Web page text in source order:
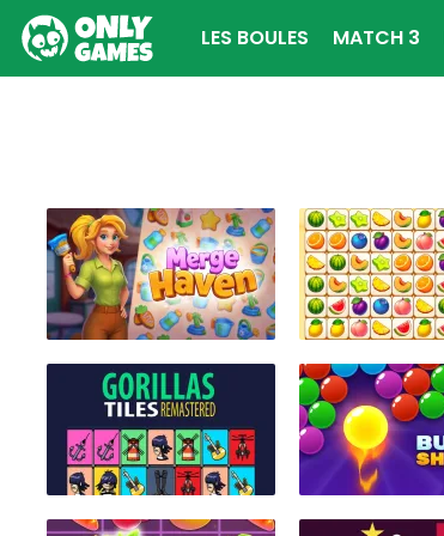
LES BOULES MATCH 3